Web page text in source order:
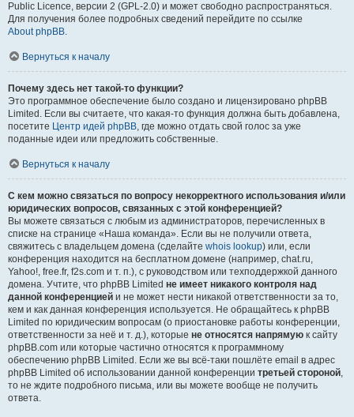
Public Licence, версии 2 (GPL-2.0) и может свободно распространяться.
Для получения более подробных сведений перейдите по ссылке
About phpBB.
Вернуться к началу
Почему здесь нет такой-то функции?
Это программное обеспечение было создано и лицензировано phpBB
Limited. Если вы считаете, что какая-то функция должна быть добавлена,
посетите Центр идей phpBB, где можно отдать свой голос за уже
поданные идеи или предложить собственные.
Вернуться к началу
С кем можно связаться по вопросу некорректного использования и/или
юридических вопросов, связанных с этой конференцией?
Вы можете связаться с любым из администраторов, перечисленных в
списке на странице «Наша команда». Если вы не получили ответа,
свяжитесь с владельцем домена (сделайте whois lookup) или, если
конференция находится на бесплатном домене (например, chat.ru,
Yahoo!, free.fr, f2s.com и т. п.), с руководством или техподдержкой данного
домена. Учтите, что phpBB Limited не имеет никакого контроля над
данной конференцией и не может нести никакой ответственности за то,
кем и как данная конференция используется. Не обращайтесь к phpBB
Limited по юридическим вопросам (о приостановке работы конференции,
ответственности за неё и т. д.), которые не относятся напрямую к сайту
phpBB.com или которые частично относятся к программному
обеспечению phpBB Limited. Если же вы всё-таки пошлёте email в адрес
phpBB Limited об использовании данной конференции третьей стороной,
то не ждите подробного письма, или вы можете вообще не получить
ответа.